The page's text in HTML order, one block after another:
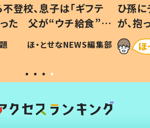
登校、息子は「ギフテ
った 父が“ウチ給食”を
る理由とは #令和の親
ほ・とせなNEWS編集部
ひ孫
が、
「涙が
い」